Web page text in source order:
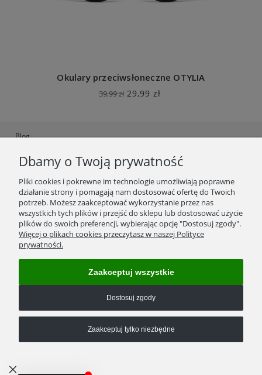
Okulary przeciwsłoneczne OTYLIA
29,99 zł
39,99 zł
Blog
Ustawienia plików cookies
Polityka Prywatności
Regulamin
Zwroty/wymiana towaru
Reklamacje
Formy płatności
Kontakt
Numer konta bankowego:05 1140 2004 0000 3102 7408 7207
Dbamy o Twoją prywatność
Pliki cookies i pokrewne im technologie umożliwiają poprawne
działanie strony i pomagają nam dostosować ofertę do Twoich
potrzeb. Możesz zaakceptować wykorzystanie przez nas
wszystkich tych plików i przejść do sklepu lub dostosować użycie
plików do swoich preferencji, wybierając opcję "Dostosuj zgody".
Więcej o plikach cookies przeczytasz w naszej Polityce
prywatności.
Zaakceptuj tylko niezbędne
Dostosuj zgody
Zaakceptuj wszystkie